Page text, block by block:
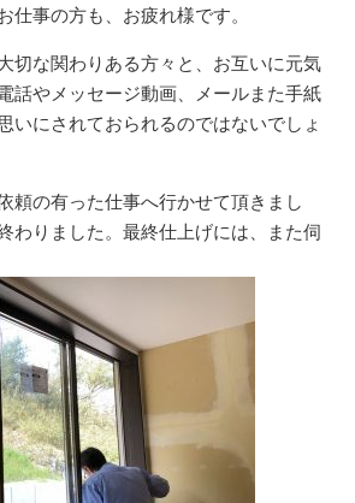
仕事の方も、お疲れ様です。
切な関わりある方々と、お互いに元気
話やメッセージ動画、メールまた手紙
いにされておられるのではないでしょ
頼の有った仕事へ行かせて頂きまし
わりました。最終仕上げには、また伺